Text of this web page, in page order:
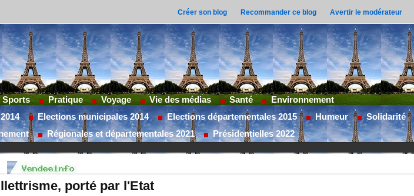
Créer son blog Recommander ce blog Avertir le modérateur
Sports Pratique Voyage Vie des médias Santé
Environnement
Elections municipales 2014 Elections départementales 2015 Humeur
Solidarité
Régionales et départementales 2021 Présidentielles 2022
porté par l'Etat